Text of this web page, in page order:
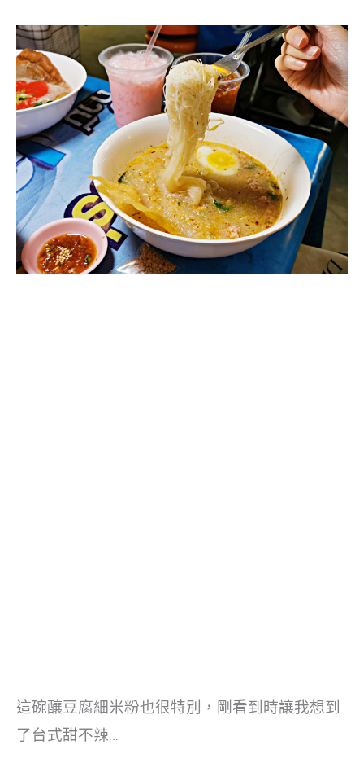
這碗釀豆腐細米粉也很特別，剛看到時讓我想到
了台式甜不辣…